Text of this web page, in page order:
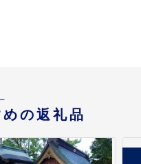
の返礼品